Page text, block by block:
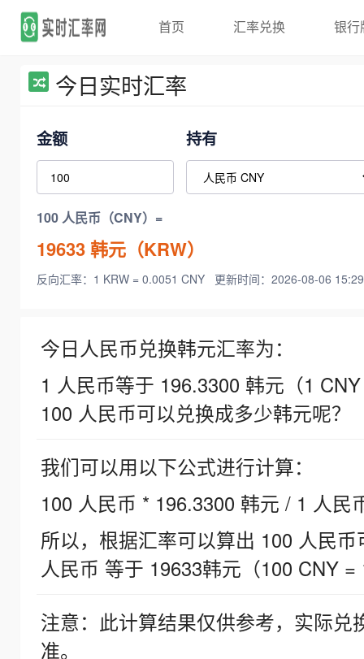
首页 汇率兑换 银行
今日实时汇率
金额 持有
100 人民币（CNY）=
19633韩元（KRW）
反向汇率：1 KRW = 0.0051 CNY 更新时间：2026-08-06
今日人民币兑换韩元汇率为：
1 人民币等于 196.3300 韩元（1
100 人民币可以兑换成多少韩元呢？
我们可以用以下公式进行计算：
100 人民币 * 196.3300 韩元 / 1 人民
所以，根据汇率可以算出 100 人民
人民币 等于 19633韩元（100 CNY =
注意：此计算结果仅供参考，实际
准。